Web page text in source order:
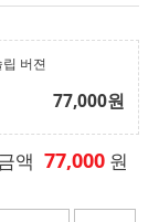
버젼
77,000원
액 77,000 원